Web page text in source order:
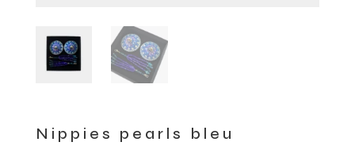
Nippies pearls bleu